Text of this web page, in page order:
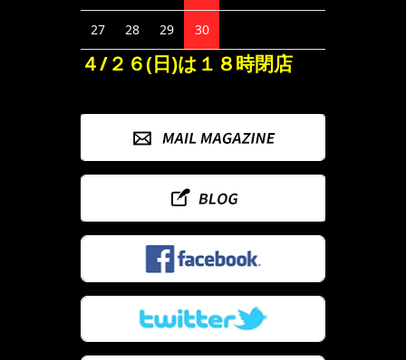
27 28 29 30
４/２６(日)は１８時閉店